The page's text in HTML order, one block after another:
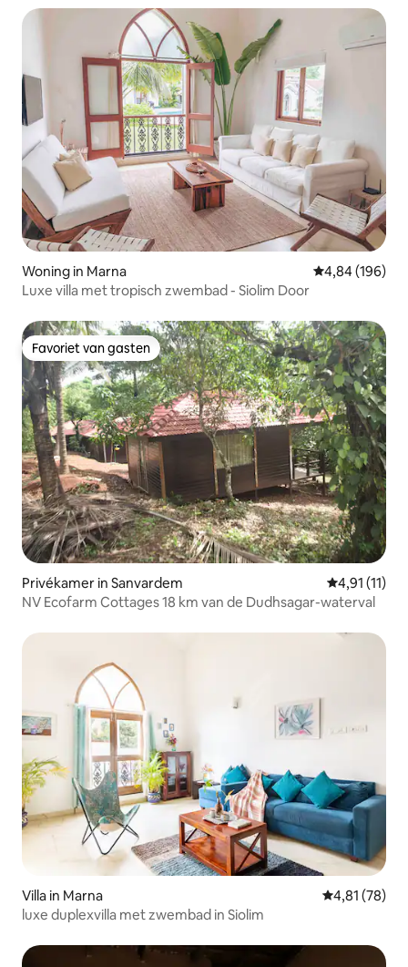
Woning in Marna Gemiddelde
4,84 (196)
Luxe villa met tropisch zwembad - Siolim Door
Favoriet van gasten
Favoriet van gasten
Privékamer in Sanvardem Gemiddelde
4,91 (11)
NV Ecofarm Cottages 18 km van de Dudhsagar-waterval
Villa in Marna Gemiddelde
4,81 (78)
luxe duplexvilla met zwembad in Siolim